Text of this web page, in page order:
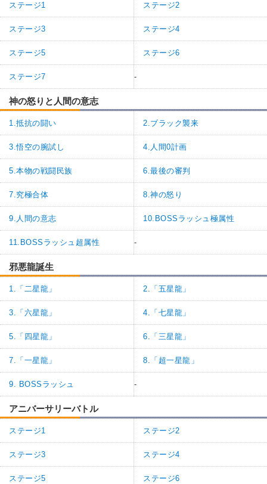
ステージ1 ステージ2
ステージ3 ステージ4
ステージ5 ステージ6
ステージ7 -
神の怒りと人間の意志
1.抵抗の闘い 2.ブラック襲来
3.悟空の腕試し 4.人間0計画
5.本物の戦闘民族 6.最後の審判
7.究極合体 8.神の怒り
9.人間の意志 10.BOSSラッシュ極属性
11.BOSSラッシュ超属性 -
邪悪龍誕生
1.「二星龍」 2.「五星龍」
3.「六星龍」 4.「七星龍」
5.「四星龍」 6.「三星龍」
7.「一星龍」 8.「超一星龍」
9. BOSSラッシュ -
アニバーサリーバトル
ステージ1 ステージ2
ステージ3 ステージ4
ステージ5 ステージ6